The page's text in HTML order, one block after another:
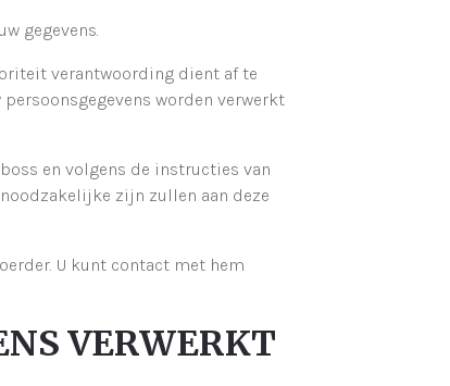
gegevens.
verantwoording dient af te
worden verwerkt
en volgens de instructies van
zijn zullen aan deze
U kunt contact met hem
VERWERKT